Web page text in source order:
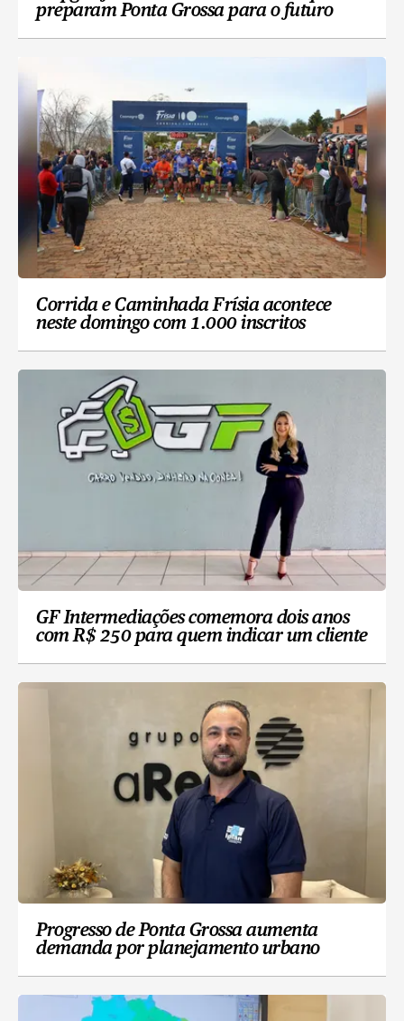
preparam Ponta Grossa para o futuro
Corrida e Caminhada Frísia acontece
neste domingo com 1.000 inscritos
GF Intermediações comemora dois anos
com R$ 250 para quem indicar um cliente
Progresso de Ponta Grossa aumenta
demanda por planejamento urbano